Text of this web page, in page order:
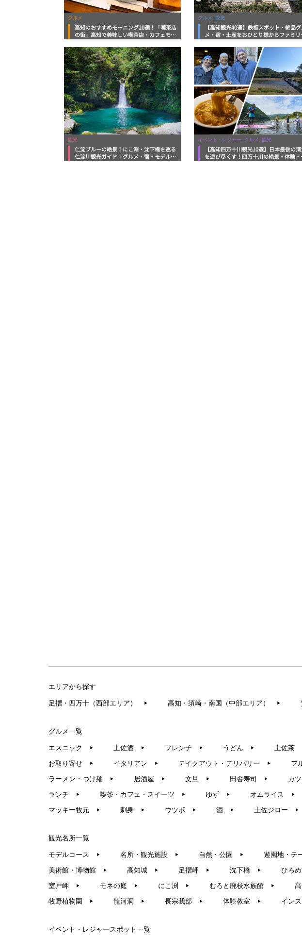
グルメ
高知のおすすめモーニング20選！「喫茶店
の街」高知で美味しい喫茶店・カフェモー
グルメ, 観光
【高知観光40選】鉄板スポット・絶品
メ・宿・土産をおひとり様からファミリ
観光
仁淀ブルーの絶景！にこ淵・沈下橋を巡る
仁淀川観光ガイド｜グルメ・宿・モデルコ
イベント・レジャー, グルメ, 観光
【高知四万十川観光10選】日本最後の
を遊び尽くす！四万十川の絶景・体験・
エリアから探す
足摺・四万十（西部エリア） ▶︎ 高知・須崎・南国（中部エリア） ▶︎
グルメ一覧
エスニック ▶︎ 土佐酒 ▶︎ フレンチ ▶︎ うどん ▶︎ 土佐茶
お取り寄せ ▶︎ イタリアン ▶︎ テイクアウト・デリバリー ▶︎ フ
ラーメン・つけ麺 ▶︎ 居酒屋 ▶︎ 文旦 ▶︎ 田舎寿司 ▶︎ カ
ランチ ▶︎ 喫茶・カフェ・スイーツ ▶︎ ゆず ▶︎ オムライス ▶︎
マッキー牧元 ▶︎ 刺身 ▶︎ ウツボ ▶︎ 酒 ▶︎ 土佐ジロー ▶︎
観光名所一覧
モデルコース ▶︎ 名所・観光施設 ▶︎ 自然・公園 ▶︎ 遊園地・テ
美術館・博物館 ▶︎ 高知城 ▶︎ 足摺岬 ▶︎ 沈下橋 ▶︎ ひろ
室戸岬 ▶︎ モネの庭 ▶︎ にこ渕 ▶︎ むろと廃校水族館 ▶︎
牧野植物園 ▶︎ 龍河洞 ▶︎ 長宗我部 ▶︎ 体験教室 ▶︎ イン
イベント・レジャースポット一覧